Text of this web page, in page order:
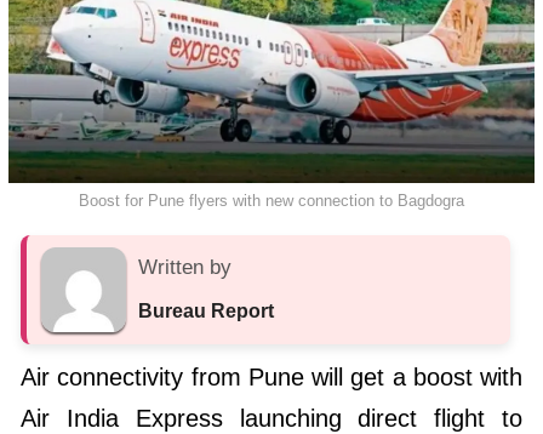
Boost for Pune flyers with new connection to Bagdogra
Written by
Bureau Report
Air connectivity from Pune will get a boost with
Air India Express launching direct flight to